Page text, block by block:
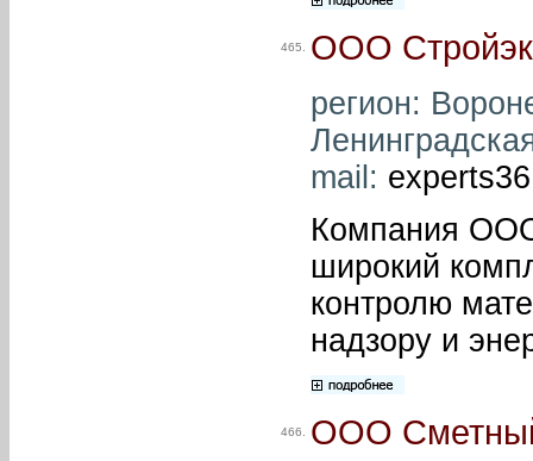
465. ООО
регион:
mail:
Компания ООО
широкий
контролю
надзору и
466. ООО